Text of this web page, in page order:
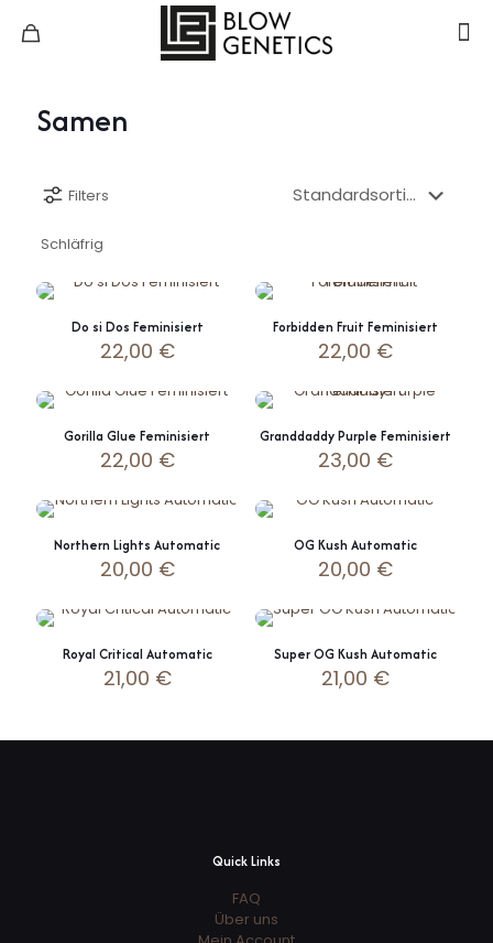
Samen
Filters
Schläfrig
Do si Dos Feminisiert
22,00 €
Forbidden Fruit Feminisiert
22,00 €
Gorilla Glue Feminisiert
22,00 €
Granddaddy Purple Feminisiert
23,00 €
Northern Lights Automatic
20,00 €
OG Kush Automatic
20,00 €
Royal Critical Automatic
21,00 €
Super OG Kush Automatic
21,00 €
Quick Links
FAQ
Über uns